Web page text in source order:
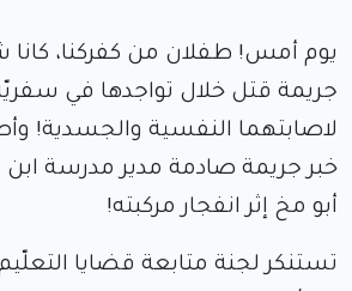
يوم أمس! طفلان من كفركنا، كانا
جريمة قتل خلال تواجدها في
لاصابتهما النفسية والجسدية!
خبر جريمة صادمة مدير مدرسة ابن
أبو مخ إثر انفجار مركبته!
تستنكر لجنة متابعة قضايا